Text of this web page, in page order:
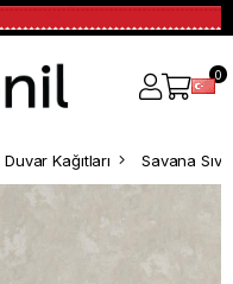
0
Kağıtları Savana